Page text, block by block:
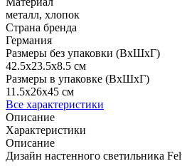
металл, хлопок
Страна бренда
Германия
Размеры без упаковки (ВхШхГ)
42.5x23.5x8.5 см
Размеры в упаковке (ВхШхГ)
11.5x26x45 см
Все характеристики
Описание
Характеристики
Описание
Дизайн настенного светильника